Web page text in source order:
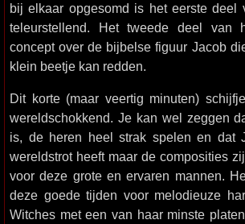
bij elkaar opgesomd is het eerste deel
teleurstellend. Het tweede deel van
concept over de bijbelse figuur Jacob
klein beetje kan redden.
Dit korte (maar veertig minuten)
wereldschokkend. Je kan wel zeggen
is, de heren heel strak spelen en dat
wereldstrot heeft maar de composities
voor deze grote en ervaren mannen.
deze goede tijden voor melodieuze
Witches met een van haar minste